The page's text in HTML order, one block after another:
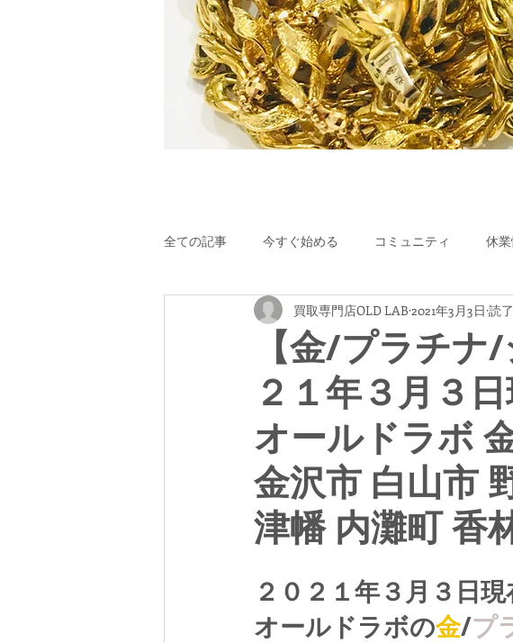
全ての記事 今すぐ始める コミュニティ 休
【金/プラチ
２１年３月３
オールドラボ
金沢市 白山市
津幡 内灘町 香
買取専門店OLD LAB 2021年3月3日 読
２０２１年３月３日
オールドラボの金/プ